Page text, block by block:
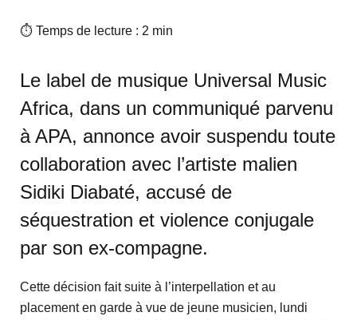
⏱ Temps de lecture : 2 min
Le label de musique Universal Music
Africa, dans un communiqué parvenu
à APA, annonce avoir suspendu toute
collaboration avec l’artiste malien
Sidiki Diabaté, accusé de
séquestration et violence conjugale
par son ex-compagne.
Cette décision fait suite à l’interpellation et au
placement en garde à vue de jeune musicien, lundi